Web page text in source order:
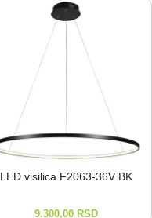
LED visilica F2063-⁠36V BK
9.300,00 RSD